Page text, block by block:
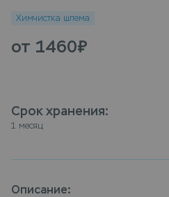
Химчистка шлема
от 1460₽
Срок хранения:
1 месяц
Описание: